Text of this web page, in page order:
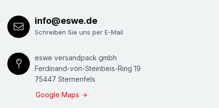
info@eswe.de
Schreiben Sie uns per E-Mail
eswe versandpack gmbh
Ferdinand-von-Steinbeis-Ring 19
75447 Sternenfels
Google Maps